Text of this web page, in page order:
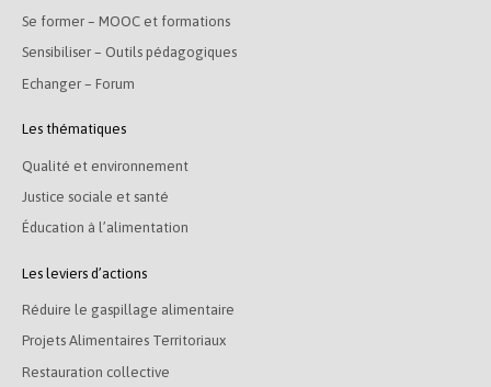
Se former – MOOC et formations
Sensibiliser – Outils pédagogiques
Echanger – Forum
Les thématiques
Qualité et environnement
Justice sociale et santé
Éducation à l’alimentation
Les leviers d’actions
Réduire le gaspillage alimentaire
Projets Alimentaires Territoriaux
Restauration collective